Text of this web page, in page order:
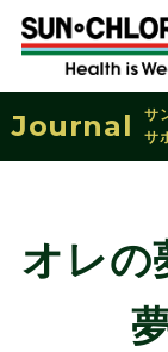
Journal
サ
サ
オレの